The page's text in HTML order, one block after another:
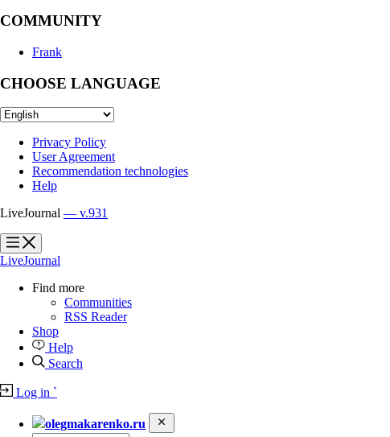
COMMUNITY
Frank
CHOOSE LANGUAGE
Privacy Policy
User Agreement
Recommendation technologies
Help
LiveJournal — v.931
?
?
LiveJournal
Find more
Communities
RSS Reader
Shop
Help
Search
Log in `
olegmakarenko.ru